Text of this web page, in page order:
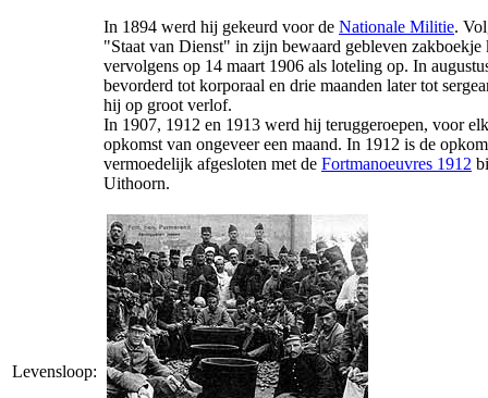
Levensloop:
In 1894 werd hij gekeurd voor de Nationale Militie.
"Staat van Dienst" in zijn bewaard gebleven
vervolgens op 14 maart 1906 als loteling op. In
bevorderd tot korporaal en drie maanden later tot
hij op groot verlof.
In 1907, 1912 en 1913 werd hij teruggeroepen, voor
opkomst van ongeveer een maand. In 1912 is de
vermoedelijk afgesloten met de Fortmanoeuvres 1912
Uithoorn.